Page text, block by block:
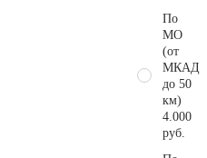
По
МО
(от
МКАД
до 50
км)
4.000
руб.